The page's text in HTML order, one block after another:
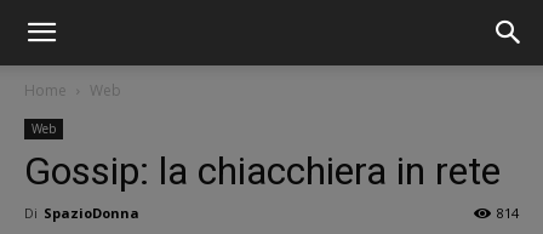
Home Web
Web
Gossip: la chiacchiera in rete
Di SpazioDonna 814